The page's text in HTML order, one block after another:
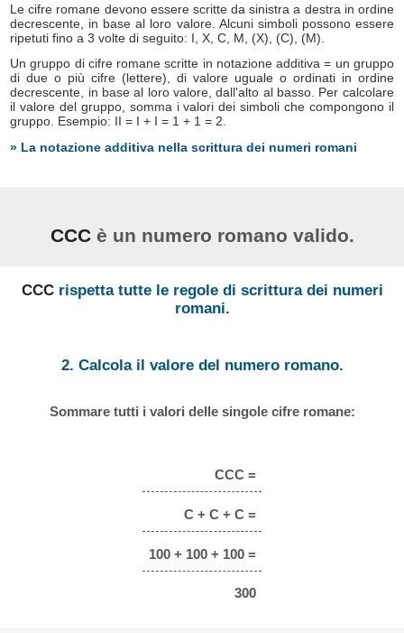
Le cifre romane devono essere scritte da sinistra a destra in ordine
decrescente, in base al loro valore. Alcuni simboli possono essere
ripetuti fino a 3 volte di seguito: I, X, C, M, (X), (C), (M).
Un gruppo di cifre romane scritte in notazione additiva = un gruppo
di due o più cifre (lettere), di valore uguale o ordinati in ordine
decrescente, in base al loro valore, dall'alto al basso. Per calcolare
il valore del gruppo, somma i valori dei simboli che compongono il
gruppo. Esempio: II = I + I = 1 + 1 = 2.
» La notazione additiva nella scrittura dei numeri romani
CCCè un numero romano valido.
CCCrispetta tutte le regole di scrittura dei numeri
romani.
2. Calcola il valore del numero romano.
Sommare tutti i valori delle singole cifre romane:
CCC =
C + C + C =
100 + 100 + 100 =
300